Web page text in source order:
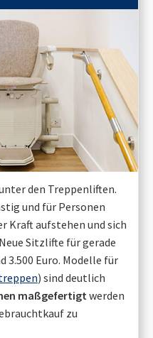
den Treppenliften.
und für Personen
Kraft aufstehen und sich
Sitzlifte für gerade
3.500 Euro. Modelle für
) sind deutlich
maßgefertigt werden
zu